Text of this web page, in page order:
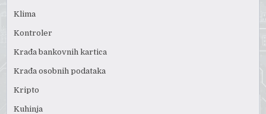
Klima
Kontroler
Krađa bankovnih kartica
Krađa osobnih podataka
Kripto
Kuhinja